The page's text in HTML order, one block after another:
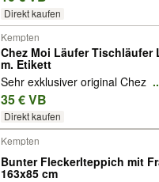
Direkt kaufen
Kempten
Chez Moi Läufer Tischläufer
m. Etikett
Sehr exklusiver original Chez
35 € VB
Direkt kaufen
Kempten
Bunter Fleckerlteppich mit
163x85 cm